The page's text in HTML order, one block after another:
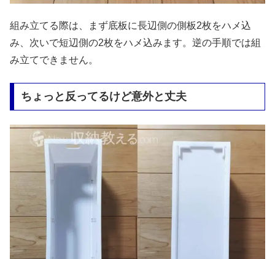
組み立てる際は、まず底板に長辺側の側板2枚をハメ込
み、次いで短辺側の2枚をハメ込みます。逆の手順では組
み立てできません。
ちょっと反ってるけど意外と丈夫